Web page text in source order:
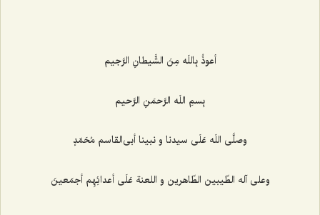
أعوذُ بِاللَه مِنَ الشَّیطانِ الرَّجیم‌
بِسمِ اللَه الرَّحمَنِ الرَّحیم‌
وصلَّى اللَه عَلَى سیدنا و نبینا أبى‌القاسم مُحَمّدٍ
وعلى آله الطّیبین الطّاهرین و اللعنة عَلَى أعدائِهِم أجمَعینَ‌